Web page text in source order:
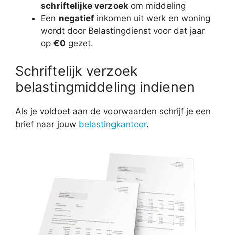
schriftelijke verzoek om middeling
Een negatief inkomen uit werk en woning
wordt door Belastingdienst voor dat jaar
op €0 gezet.
Schriftelijk verzoek
belastingmiddeling indienen
Als je voldoet aan de voorwaarden schrijf je een
brief naar jouw belastingkantoor.